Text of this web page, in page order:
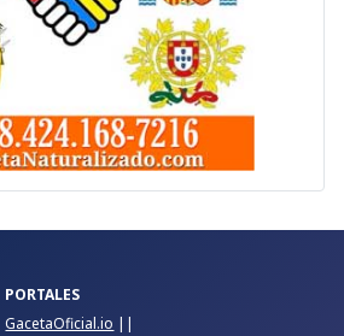
PORTALES
GacetaOficial.io ||